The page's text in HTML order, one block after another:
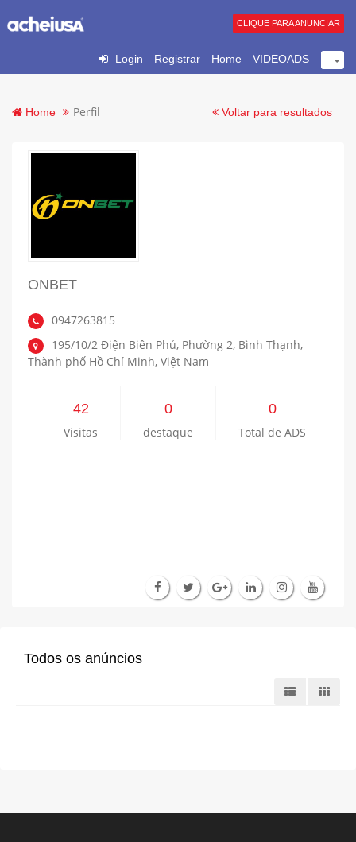
Login Registrar Home VIDEOADS
CLIQUE PARA ANUNCIAR
Home Perfil Voltar para resultados
ONBET
0947263815
195/10/2 Điện Biên Phủ, Phường 2, Bình Thạnh,
Thành phố Hồ Chí Minh, Việt Nam
42
Visitas
0
destaque
0
Total de ADS
Todos os anúncios